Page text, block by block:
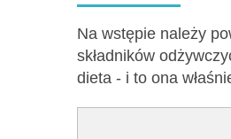
Na wstępie należy
składników
dieta - i to ona